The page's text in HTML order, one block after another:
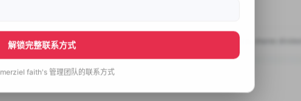
解锁完整联系方式
merziel faith's 管理团队的联系方式